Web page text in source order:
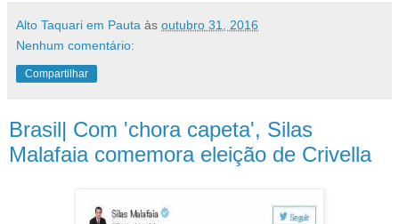
Alto Taquari em Pauta às outubro 31, 2016
Nenhum comentário:
Compartilhar
Brasil| Com 'chora capeta', Silas
Malafaia comemora eleição de Crivella